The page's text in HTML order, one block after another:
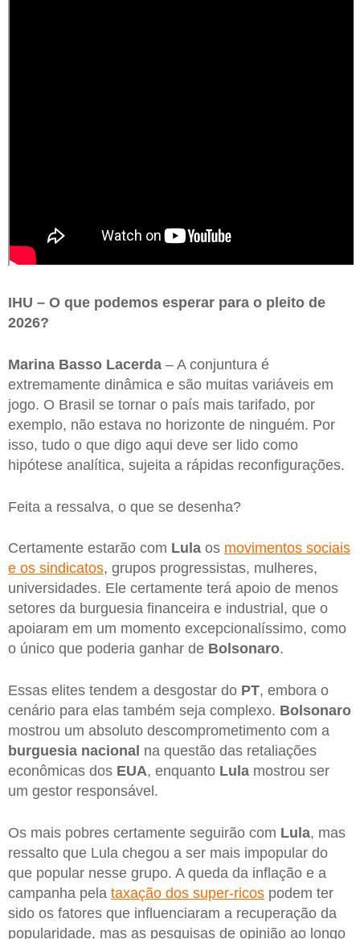
IHU – O que podemos esperar para o pleito de
2026?
Marina Basso Lacerda – A conjuntura é
extremamente dinâmica e são muitas variáveis em
jogo. O Brasil se tornar o país mais tarifado, por
exemplo, não estava no horizonte de ninguém. Por
isso, tudo o que digo aqui deve ser lido como
hipótese analítica, sujeita a rápidas reconfigurações.
Feita a ressalva, o que se desenha?
Certamente estarão com Lula os movimentos sociais
e os sindicatos, grupos progressistas, mulheres,
universidades. Ele certamente terá apoio de menos
setores da burguesia financeira e industrial, que o
apoiaram em um momento excepcionalíssimo, como
o único que poderia ganhar de Bolsonaro.
Essas elites tendem a desgostar do PT, embora o
cenário para elas também seja complexo. Bolsonaro
mostrou um absoluto descomprometimento com a
burguesia nacional na questão das retaliações
econômicas dos EUA, enquanto Lula mostrou ser
um gestor responsável.
Os mais pobres certamente seguirão com Lula, mas
ressalto que Lula chegou a ser mais impopular do
que popular nesse grupo. A queda da inflação e a
campanha pela taxação dos super-ricos podem ter
sido os fatores que influenciaram a recuperação da
popularidade, mas as pesquisas de opinião ao longo